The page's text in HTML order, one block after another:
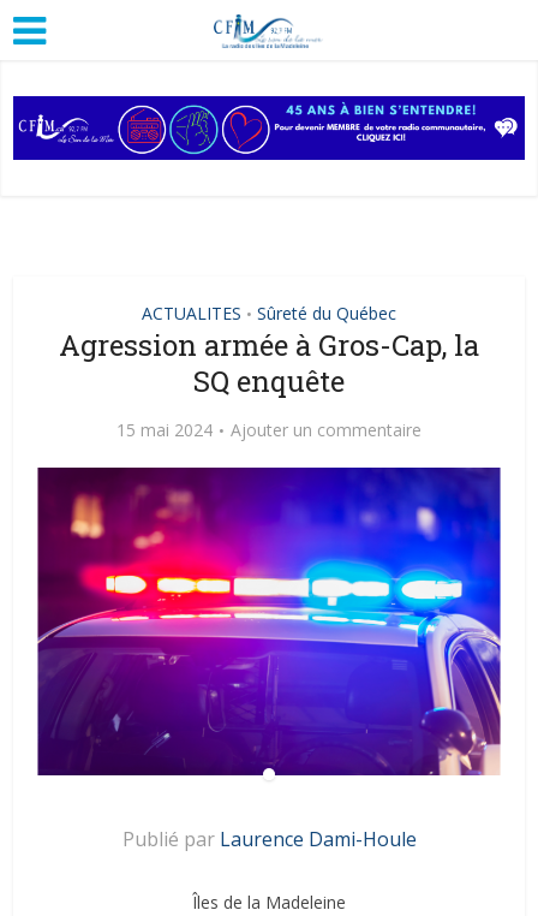
ACTUALITES • Sûreté du Québec
Agression armée à Gros-Cap, la
SQ enquête
15 mai 2024 Ajouter un commentaire
Publié par Laurence Dami-Houle
Îles de la Madeleine